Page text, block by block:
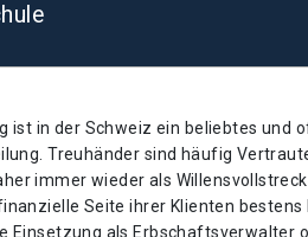
ist in der Schweiz ein beliebtes und
Treuhänder sind häufig
immer wieder als
Seite ihrer Klienten bestens
Einsetzung als Erbschaftsverwalter